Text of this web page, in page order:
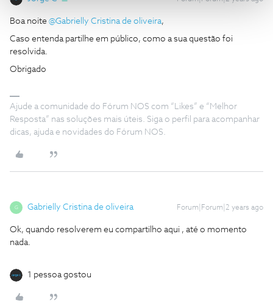
Boa noite @Gabrielly Cristina de oliveira,
Caso entenda partilhe em público, como a sua questão foi
resolvida.
Obrigado
Ajude a comunidade do Fórum NOS com “Likes” e “Melhor
Resposta” nas soluções mais úteis. Siga o perfil para acompanhar
dicas, ajuda e novidades do Fórum NOS.
G Gabrielly Cristina de oliveira Forum|Forum|2 years ago
Ok, quando resolverem eu compartilho aqui , até o momento
nada.
1 pessoa gostou